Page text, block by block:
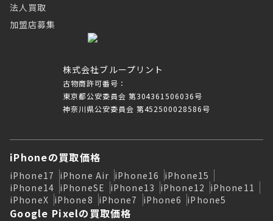
株式会社ブループリント
古物商許可番号：
東京都公安委員会 第304361506036号
神奈川県公安委員会 第452500028586号
法人買取
加盟店募集
iPhoneの買取価格
iPhone17 iPhone Air iPhone16 iPhone15
iPhone14 iPhoneSE iPhone13 iPhone12 iPhone11
iPhoneX iPhone8 iPhone7 iPhone6 iPhone5
Google Pixelの買取価格